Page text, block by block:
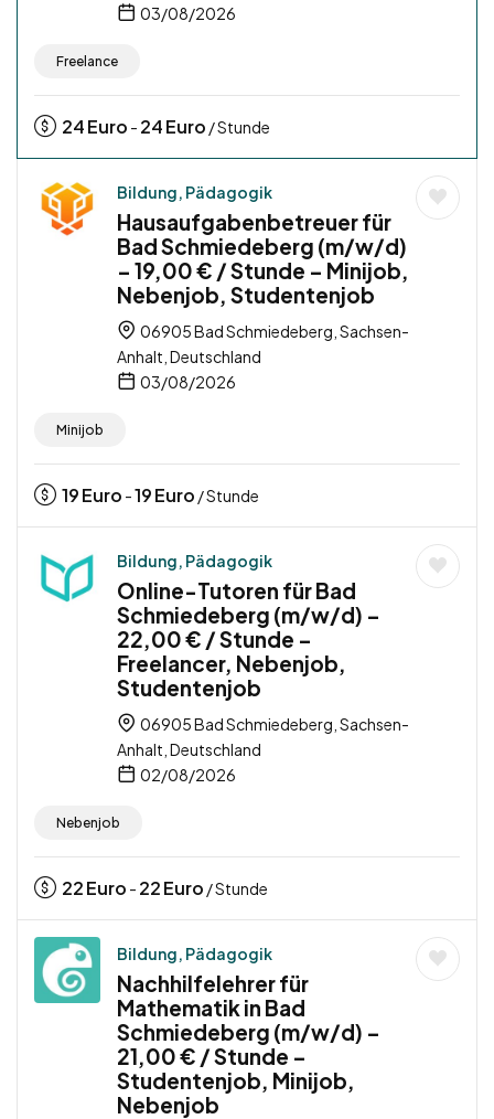
03/08/2026
Freelance
24Euro - 24Euro / Stunde
Bildung, Pädagogik
Hausaufgabenbetreuer für
Bad Schmiedeberg (m/w/d)
– 19,00 € / Stunde – Minijob,
Nebenjob, Studentenjob
06905 Bad Schmiedeberg, Sachsen-
Anhalt, Deutschland
03/08/2026
Minijob
19Euro -19Euro / Stunde
Bildung, Pädagogik
Online-Tutoren für Bad
Schmiedeberg (m/w/d) –
22,00 € / Stunde –
Freelancer, Nebenjob,
Studentenjob
06905 Bad Schmiedeberg, Sachsen-
Anhalt, Deutschland
02/08/2026
Nebenjob
22Euro - 22Euro / Stunde
Bildung, Pädagogik
Nachhilfelehrer für
Mathematik in Bad
Schmiedeberg (m/w/d) –
21,00 € / Stunde –
Studentenjob, Minijob,
Nebenjob